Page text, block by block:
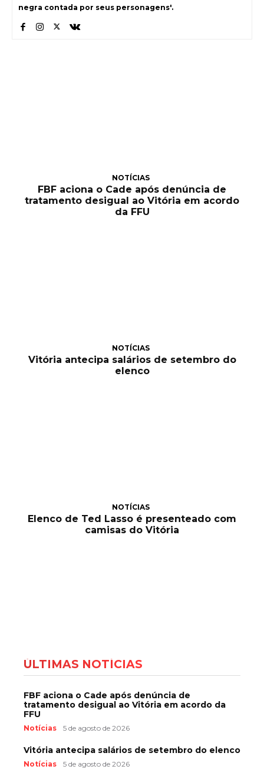
negra contada por seus personagens'.
NOTÍCIAS
FBF aciona o Cade após denúncia de
tratamento desigual ao Vitória em acordo
da FFU
NOTÍCIAS
Vitória antecipa salários de setembro do
elenco
NOTÍCIAS
Elenco de Ted Lasso é presenteado com
camisas do Vitória
ÚLTIMAS NOTÍCIAS
FBF aciona o Cade após denúncia de
tratamento desigual ao Vitória em acordo da
FFU
Notícias 5 de agosto de 2026
Vitória antecipa salários de setembro do elenco
Notícias 5 de agosto de 2026